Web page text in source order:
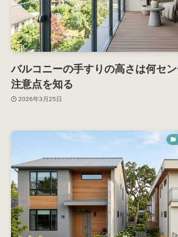
バルコニーの手すりの高さは何セ
注意点を知る
2026年3月25日